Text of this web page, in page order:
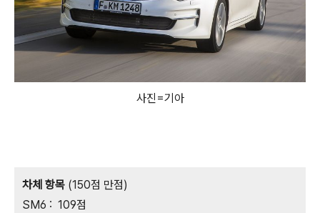
사진=기아
차체 항목 (150점 만점)
SM6 : 109점